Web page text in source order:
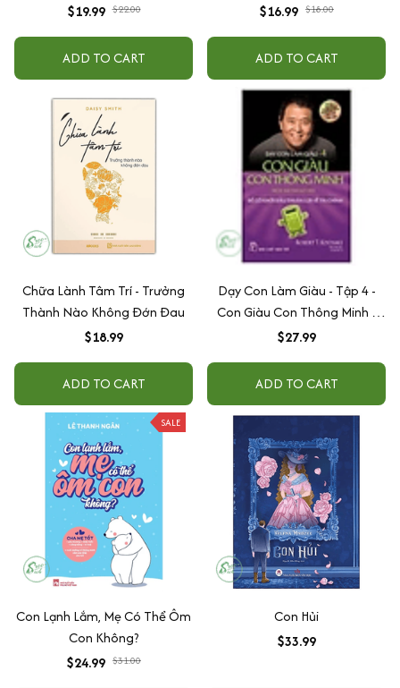
$19.99 $22.00
ADD TO CART
$16.99 $18.00
ADD TO CART
Chữa Lành Tâm Trí - Trưởng
Thành Nào Không Đớn Đau
$18.99
ADD TO CART
Dạy Con Làm Giàu - Tập 4 -
Con Giàu Con Thông Minh -
Tái Bản 2022
$27.99
ADD TO CART
SALE
Con Lạnh Lắm, Mẹ Có Thể Ôm
Con Không?
$24.99 $31.00
Con Hủi
$33.99